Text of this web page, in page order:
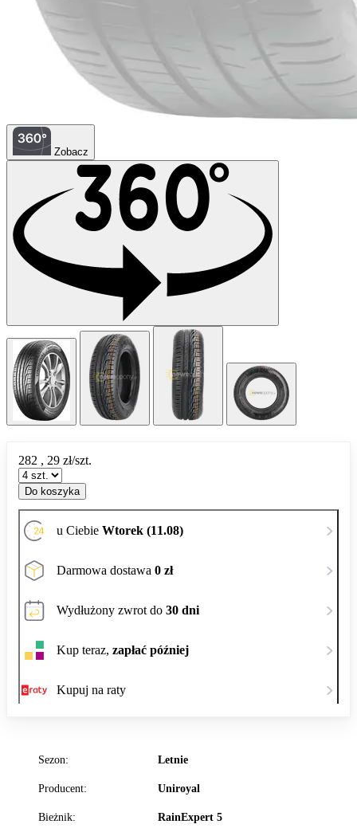
Zobacz
Sezon: Letnie
Producent: Uniroyal
Bieżnik: RainExpert 5
282 , 29 zł/szt.
Do koszyka
u Ciebie Wtorek (11.08)
Darmowa dostawa 0 zł
Wydłużony zwrot do 30 dni
Kup teraz, zapłać później
Kupuj na raty